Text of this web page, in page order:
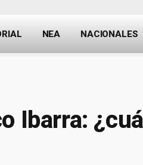
NEA NACIONALES
Ibarra: